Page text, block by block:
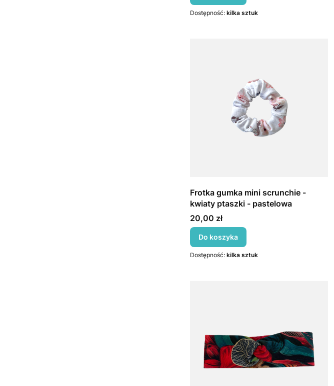
Dostępność: kilka sztuk
Frotka gumka mini scrunchie -
kwiaty ptaszki - pastelowa
Cena
20,00 zł
Do koszyka
Dostępność: kilka sztuk